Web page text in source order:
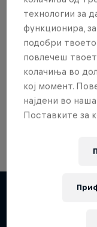
Сакаш
Red Bull
On track and off
Повеќе
F1
технологии за
функционира,
подобри
повлечеш
колачиња во
кој момент.
најдени во
Поставките за